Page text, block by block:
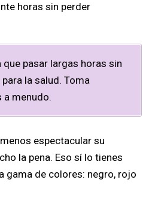
horas sin perder
que pasar largas horas sin
la salud. Toma
a menudo.
espectacular su
la pena. Eso sí lo tienes
gama de colores: negro, rojo